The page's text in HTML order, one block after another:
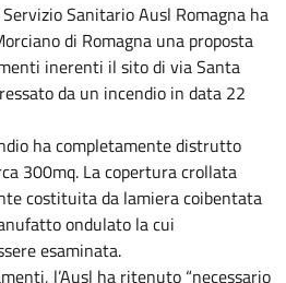
Sanitario Ausl Romagna ha
di Romagna una proposta
inerenti il sito di via Santa
da un incendio in data 22
ha completamente distrutto
300mq. La copertura crollata
costituita da lamiera coibentata
ondulato la cui
esaminata.
l’Ausl ha ritenuto “necessario